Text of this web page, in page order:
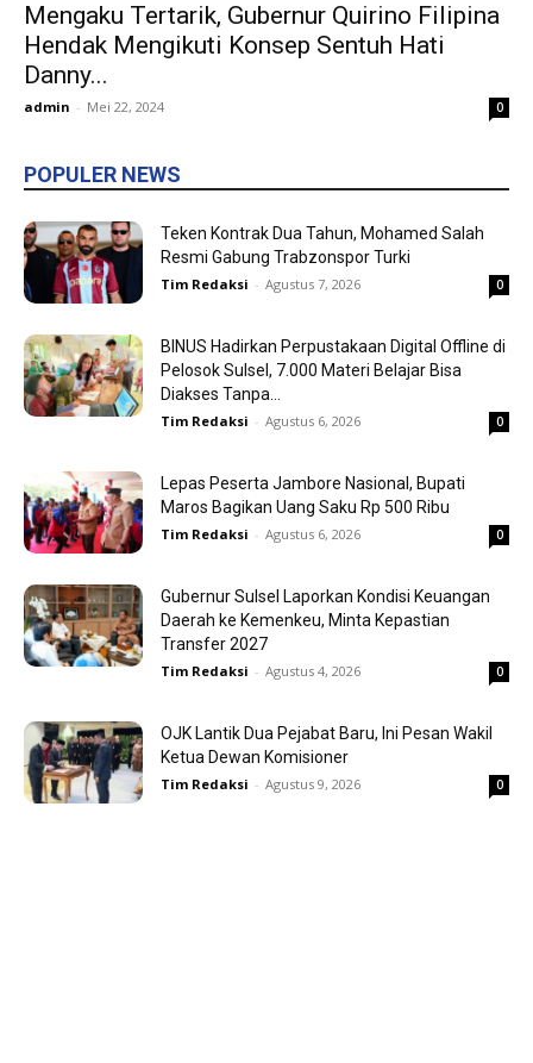
Mengaku Tertarik, Gubernur Quirino Filipina
Hendak Mengikuti Konsep Sentuh Hati
Danny...
admin - Mei 22, 2024 0
POPULER NEWS
Teken Kontrak Dua Tahun, Mohamed Salah
Resmi Gabung Trabzonspor Turki
Tim Redaksi - Agustus 7, 2026 0
BINUS Hadirkan Perpustakaan Digital Offline di
Pelosok Sulsel, 7.000 Materi Belajar Bisa
Diakses Tanpa...
Tim Redaksi - Agustus 6, 2026 0
Lepas Peserta Jambore Nasional, Bupati
Maros Bagikan Uang Saku Rp 500 Ribu
Tim Redaksi - Agustus 6, 2026 0
Gubernur Sulsel Laporkan Kondisi Keuangan
Daerah ke Kemenkeu, Minta Kepastian
Transfer 2027
Tim Redaksi - Agustus 4, 2026 0
OJK Lantik Dua Pejabat Baru, Ini Pesan Wakil
Ketua Dewan Komisioner
Tim Redaksi - Agustus 9, 2026 0